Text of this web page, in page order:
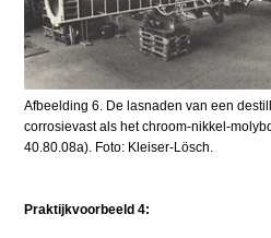
Afbeelding 6. De lasnaden van een
corrosievast als het chroom-nikkel-
40.80.08a). Foto: Kleiser-Lösch.
Praktijkvoorbeeld 4: